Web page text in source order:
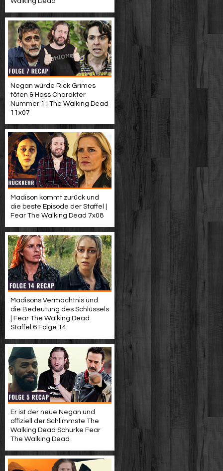
Negan würde Rick Grimes
töten & Hass Charakter
Nummer 1 | The Walking Dead
11x07
Madison kommt zurück und
die beste Episode der Staffel |
Fear The Walking Dead 7x08
Madisons Vermächtnis und
die Bedeutung des Schlüssels
| Fear The Walking Dead
Staffel 6 Folge 14
Er ist der neue Negan und
offiziell der Schlimmste The
Walking Dead Schurke Fear
The Walking Dead